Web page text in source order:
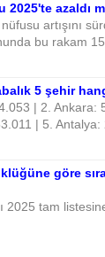
azaldı
artışını
bu rakam
5 şehir
| 2. Ankara:
| 5. Antalya:
göre
2025 tam